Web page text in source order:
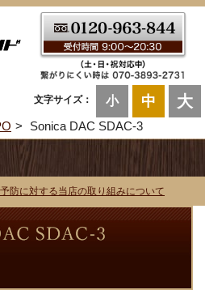
文字サイズ： 小 中 大
Sonica DAC SDAC-3
防に対する当店の取り組みについて